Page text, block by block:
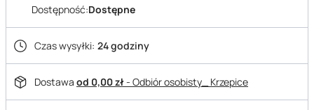
Dostępność:Dostępne
Czas wysyłki: 24 godziny
Dostawa od 0,00 zł- Odbiór osobisty_ Krzepice